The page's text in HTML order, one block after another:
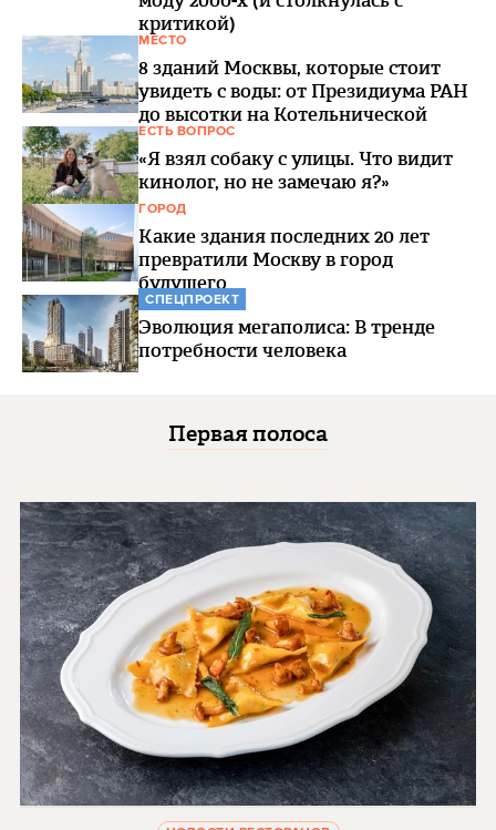
критикой)
МЕСТО
8 зданий Москвы, которые стоит
увидеть с воды: от Президиума РАН
до высотки на Котельнической
ЕСТЬ ВОПРОС
«Я взял собаку с улицы. Что видит
кинолог, но не замечаю я?»
ГОРОД
Какие здания последних 20 лет
превратили Москву в город
будущего
СПЕЦПРОЕКТ
Эволюция мегаполиса: В тренде
потребности человека
Первая полоса